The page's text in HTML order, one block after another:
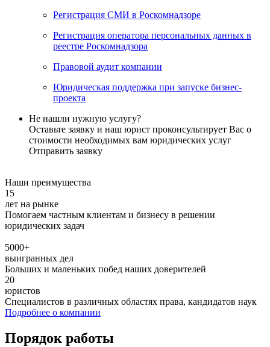
Регистрация СМИ в Роскомнадзоре
Регистрация оператора персональных данных в
реестре Роскомнадзора
Правовой аудит компании
Юридическая поддержка при запуске бизнес-
проекта
Не нашли нужную услугу?
Оставьте заявку и наш юрист проконсультирует Вас о
стоимости необходимых вам юридических услуг
Отправить заявку
Наши преимущества
15
лет на рынке
Помогаем частным клиентам и бизнесу в решении
юридических задач
5000+
выигранных дел
Больших и маленьких побед наших доверителей
20
юристов
Специалистов в различных областях права, кандидатов наук
Подробнее о компании
Порядок работы